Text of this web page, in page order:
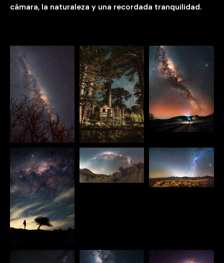
cámara, la naturaleza y una recordada tranquilidad.